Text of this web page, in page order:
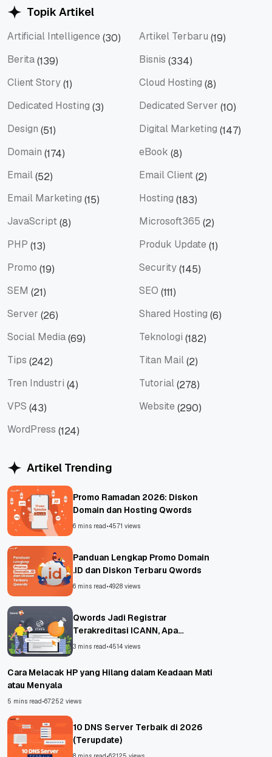
Topik Artikel
Artificial Intelligence (30) Artikel Terbaru (19)
Berita(139) Bisnis (334)
Client Story(1) Cloud Hosting (8)
Dedicated Hosting (3) Dedicated Server (10)
Design (51) Digital Marketing (147)
Domain (174) eBook (8)
Email(52) Email Client(2)
Email Marketing (15) Hosting (183)
JavaScript(8) Microsoft365 (2)
PHP (13) Produk Update (1)
Promo (19) Security(145)
SEM (21) SEO (111)
Server (26) Shared Hosting (6)
Social Media(69) Teknologi (182)
Tips (242) Titan Mail(2)
Tren Industri (4) Tutorial(278)
VPS (43) Website (290)
WordPress (124)
Artikel Trending
Promo Ramadan 2026: Diskon
Domain dan Hosting Qwords
6 mins read •4571 views
Panduan Lengkap Promo Domain
.ID dan Diskon Terbaru Qwords
6 mins read •4928 views
Qwords Jadi Registrar
Terakreditasi ICANN, Apa
Untungnya?
3 mins read •4514 views
Cara Melacak HP yang Hilang dalam Keadaan Mati
atau Menyala
5 mins read •67252 views
10 DNS Server Terbaik di 2026
(Terupdate)